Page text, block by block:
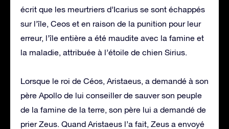
écrit que les meurtriers d’Icarius se sont échappés
sur l’île, Ceos et en raison de la punition pour leur
erreur, l’île entière a été maudite avec la famine et
la maladie, attribuée à l’étoile de chien Sirius.
Lorsque le roi de Céos, Aristaeus, a demandé à son
père Apollo de lui conseiller de sauver son peuple
de la famine de la terre, son père lui a demandé de
prier Zeus. Quand Aristaeus l’a fait, Zeus a envoyé